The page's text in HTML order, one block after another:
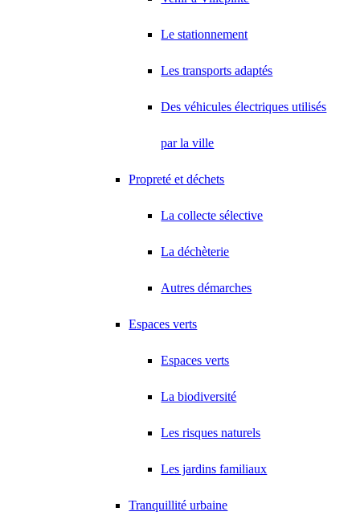
Le stationnement
Les transports adaptés
Des véhicules électriques utilisés
par la ville
Propreté et déchets
La collecte sélective
La déchèterie
Autres démarches
Espaces verts
Espaces verts
La biodiversité
Les risques naturels
Les jardins familiaux
Tranquillité urbaine